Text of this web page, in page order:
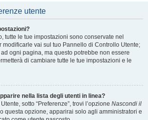
utente
tutte le tue impostazioni sono conservate nel
modificarle vai sul tuo Pannello di Controllo Utente;
ogni pagina, ma questo potrebbe non essere
di cambiare tutte le tue impostazioni e le
nella lista degli utenti in linea?
sotto “Preferenze”, trovi l’opzione Nascondi il
questa opzione, apparirai solo agli amministratori e